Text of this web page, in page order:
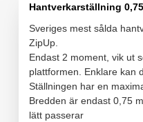
Hantverkarställning
Sveriges mest sålda
ZipUp.
Endast 2 moment, vik ut
plattformen. Enklare kan
Ställningen har en
Bredden är endast 0,75
lätt passerar